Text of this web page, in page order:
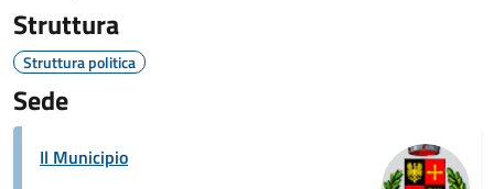
Struttura
Struttura politica
Sede
Il Municipio